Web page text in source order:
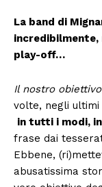
La band di
play-off…
Il nostro
volte, negli
in tutti i modi,
frase dai
Ebbene,
abusatissima